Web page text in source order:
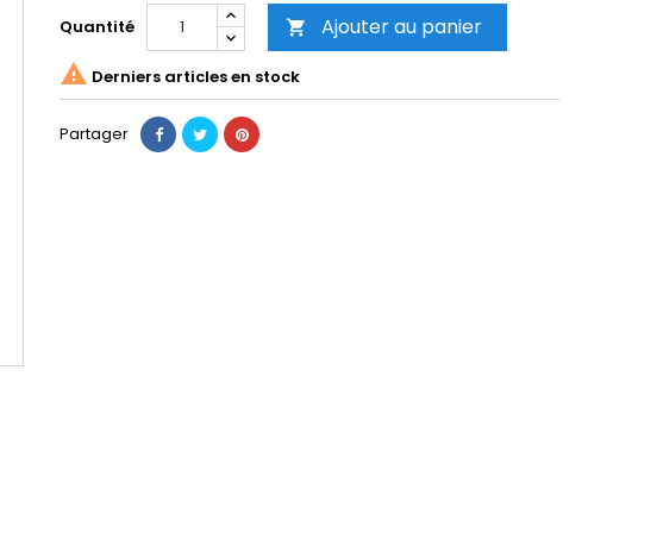
Quantité  Ajouter au panier
 Derniers articles en stock
Partager